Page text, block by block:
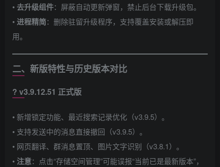
• ​ 去升级组件​：屏蔽自动更新弹窗，禁止后台下载升级包。
• ​进程精简​：删除驻留升级程序，支持覆盖安装或解压即
用。
二、新版特性与历史版本对比
? ​ v3.9.12.51 正式版
• 新增锁定功能、最近搜索记录优化（v3.9.5）。
• 支持发送中的消息直接撤回（v3.9.5）。
• 网页翻译、群消息置顶、图片文字识别（v3.8.1）。
• ​ 注意​：点击“存储空间管理”可能误报“当前已是最新版本”，